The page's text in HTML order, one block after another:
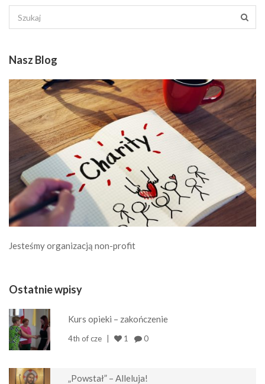
Nasz Blog
Jesteśmy organizacją non-profit
Ostatnie wpisy
Kurs opieki – zakończenie
4th of cze 1 0
„Powstał” – Alleluja!